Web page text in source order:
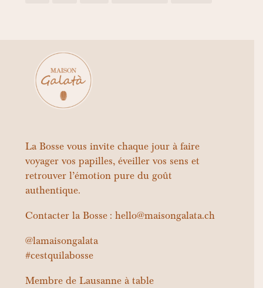
La Bosse vous invite chaque jour à faire
voyager vos papilles, éveiller vos sens et
retrouver l’émotion pure du goût
authentique.
Contacter la Bosse : hello@maisongalata.ch
@lamaisongalata
#cestquilabosse
Membre deLausanne à table